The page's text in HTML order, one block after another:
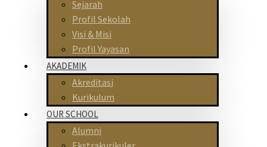
Sejarah
Profil Sekolah
Visi & Misi
Profil Yayasan
AKADEMIK
Akreditasi
Kurikulum
OUR SCHOOL
Alumni